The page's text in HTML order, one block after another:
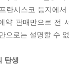
은 것’은 다른 감
러 겹으로 중첩된
딱 한 번만 보고
란시스코 등지에
약 판매만으로 전
으로는 설명할 수
탄생